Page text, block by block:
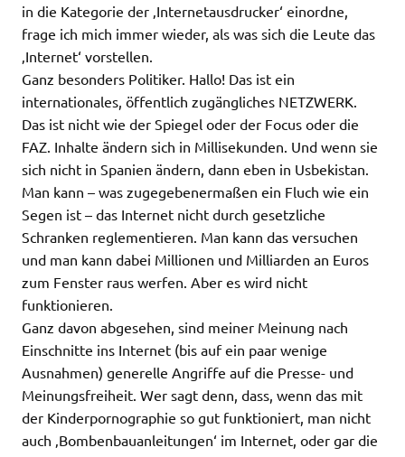
in die Kategorie der ‚Internetausdrucker‘ einordne,
frage ich mich immer wieder, als was sich die Leute das
‚Internet‘ vorstellen.
Ganz besonders Politiker. Hallo! Das ist ein
internationales, öffentlich zugängliches NETZWERK.
Das ist nicht wie der Spiegel oder der Focus oder die
FAZ. Inhalte ändern sich in Millisekunden. Und wenn sie
sich nicht in Spanien ändern, dann eben in Usbekistan.
Man kann – was zugegebenermaßen ein Fluch wie ein
Segen ist – das Internet nicht durch gesetzliche
Schranken reglementieren. Man kann das versuchen
und man kann dabei Millionen und Milliarden an Euros
zum Fenster raus werfen. Aber es wird nicht
funktionieren.
Ganz davon abgesehen, sind meiner Meinung nach
Einschnitte ins Internet (bis auf ein paar wenige
Ausnahmen) generelle Angriffe auf die Presse- und
Meinungsfreiheit. Wer sagt denn, dass, wenn das mit
der Kinderpornographie so gut funktioniert, man nicht
auch ‚Bombenbauanleitungen‘ im Internet, oder gar die